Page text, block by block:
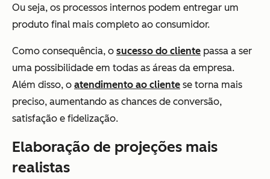
Ou seja, os processos internos podem entregar um
produto final mais completo ao consumidor.
Como consequência, o sucesso do cliente passa a ser
uma possibilidade em todas as áreas da empresa.
Além disso, o atendimento ao cliente se torna mais
preciso, aumentando as chances de conversão,
satisfação e fidelização.
Elaboração de projeções mais
realistas